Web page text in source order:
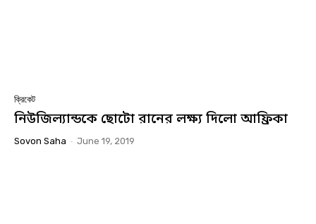
ক্রিকেট
নিউজিল্যান্ডকে ছোটো রানের লক্ষ্য দিলো আফ্রিকা
Sovon Saha - June 19, 2019